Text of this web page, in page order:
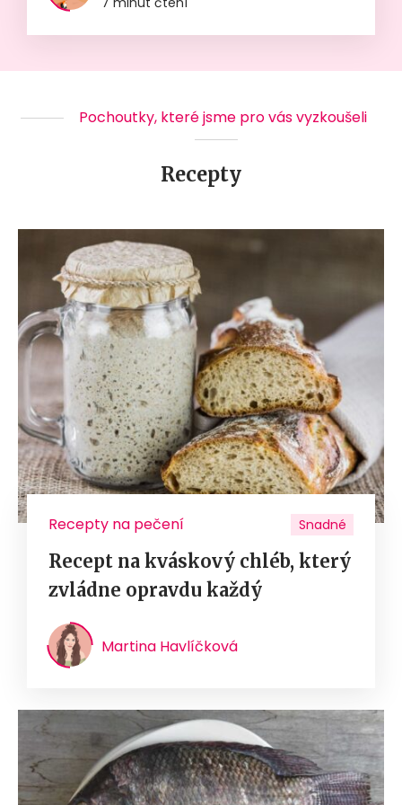
Pochoutky, které jsme pro vás vyzkoušeli
Recepty
Recepty na pečení Snadné
Recept na kváskový chléb, který
zvládne opravdu každý
Martina Havlíčková